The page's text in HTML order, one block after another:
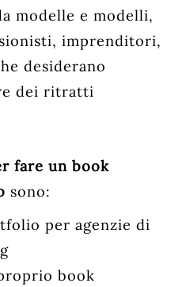
modelle e modelli,
imprenditori,
desiderano
dei ritratti
fare un book
sono:
per agenzie di
book